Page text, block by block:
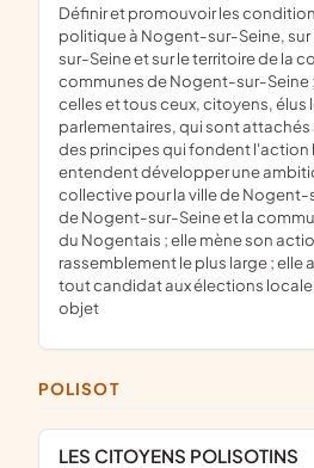
définir et promouvoir les conditions d'une nouvelle offre
politique à Nogent-sur-Seine,
sur-Seine et sur le territoire de la
communes de Nogent-sur-Seine
celles et tous ceux, citoyens, élus
parlementaires, qui sont
des principes qui fondent l'action
entendent développer une
collective pour la ville de
de Nogent-sur-Seine et la
du Nogentais ; elle mène son
rassemblement le plus large ; elle
tout candidat aux élections
objet
POLISOT
LES CITOYENS POLISOTINS